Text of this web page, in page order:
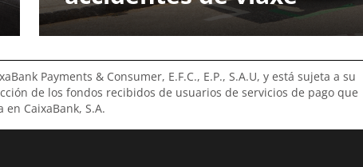
Payments & Consumer, E.F.C., E.P., S.A.U, y está sujeta a su
de los fondos recibidos de usuarios de servicios de pago que
CaixaBank, S.A.